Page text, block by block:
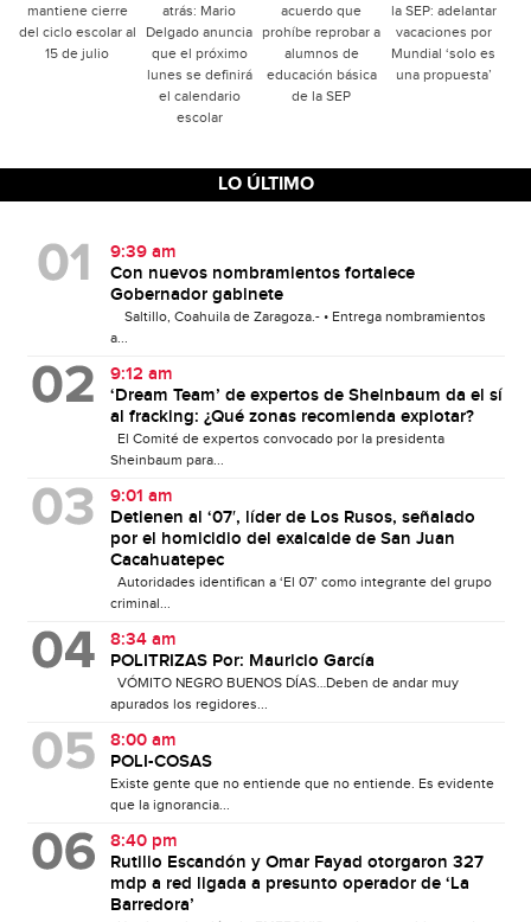
mantiene cierre
del ciclo escolar al
15 de julio
atrás: Mario
Delgado anuncia
que el próximo
lunes se definirá
el calendario
escolar
acuerdo que
prohíbe reprobar a
alumnos de
educación básica
de la SEP
la SEP: adelantar
vacaciones por
Mundial ‘solo es
una propuesta’
LO ÚLTIMO
9:39 am
Con nuevos nombramientos fortalece
Gobernador gabinete
Saltillo, Coahuila de Zaragoza.- • Entrega nombramientos
a...
9:12 am
‘Dream Team’ de expertos de Sheinbaum da el sí
al fracking: ¿Qué zonas recomienda explotar?
El Comité de expertos convocado por la presidenta
Sheinbaum para...
9:01 am
Detienen al ‘07′, líder de Los Rusos, señalado
por el homicidio del exalcalde de San Juan
Cacahuatepec
Autoridades identifican a ‘El 07’ como integrante del grupo
criminal...
8:34 am
POLITRIZAS Por: Mauricio García
VÓMITO NEGRO BUENOS DÍAS…Deben de andar muy
apurados los regidores...
8:00 am
POLI-COSAS
Existe gente que no entiende que no entiende. Es evidente
que la ignorancia...
8:40 pm
Rutilio Escandón y Omar Fayad otorgaron 327
mdp a red ligada a presunto operador de ‘La
Barredora’